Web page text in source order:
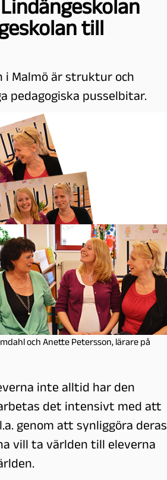
till
i Malmö är struktur och
pedagogiska pusselbitar.
och Anette Petersson, lärare på
inte alltid har den
det intensivt med att
genom att synliggöra deras
vill ta världen till eleverna